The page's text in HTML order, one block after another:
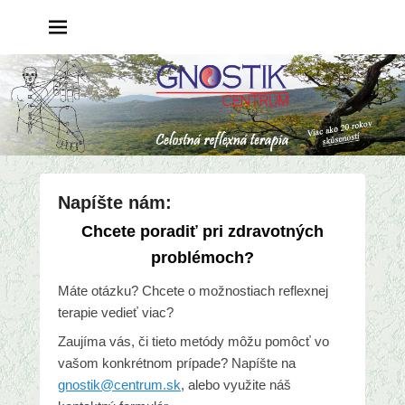
Napíšte nám:
t
e
o
n
1
Chcete poradiť pri zdravotných
problémoch?
Máte otázku? Chcete o možnostiach reflexnej
terapie vedieť viac?
Zaujíma vás, či tieto metódy môžu pomôcť vo
vašom konkrétnom prípade? Napíšte na
gnostik@centrum.sk, alebo využite náš